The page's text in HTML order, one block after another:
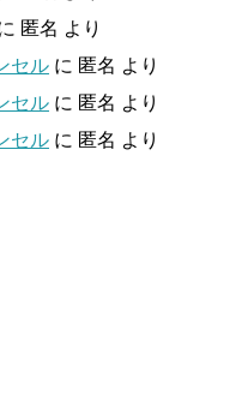
匿名 より
セル に 匿名 より
セル に 匿名 より
セル に 匿名 より